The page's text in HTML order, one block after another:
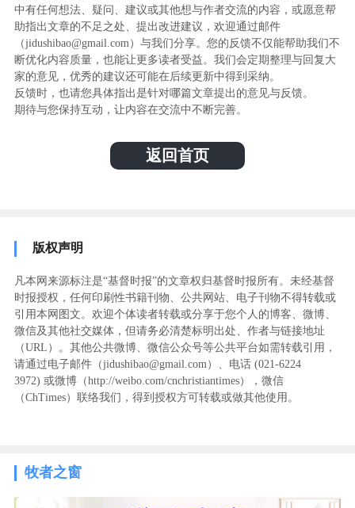
中有任何想法、疑问、建议或其他想与作者交流的内容，或愿意帮
助指出文章的不足之处、提出改进建议，欢迎通过邮件
（jidushibao@gmail.com）与我们分享。您的反馈不仅能帮助我们不
断优化内容质量，也能让更多读者受益。我们会定期整理与回复大
家的意见，优秀的建议还可能在后续更新中得到采纳。
反馈时，也请您具体指出是针对哪篇文章提出的意见与反馈。
期待与您保持互动，让内容在交流中不断完善。
返回首页
版权声明
凡本网来源标注是“基督时报”的文章权归基督时报所有。未经基督
时报授权，任何印刷性书籍刊物、公共网站、电子刊物不得转载或
引用本网图文。欢迎个体读者转载或分享于您个人的博客、微博、
微信及其他社交媒体，但请务必清楚标明出处、作者与链接地址
（URL）。其他公共微博、微信公众号等公共平台如需转载引用，
请通过电子邮件（jidushibao@gmail.com）、电话 (021-6224
3972) ‬或微博（http://weibo.com/cnchristiantimes），微信
（ChTimes）联络我们，得到授权方可转载或做其他使用。
牧者之窗